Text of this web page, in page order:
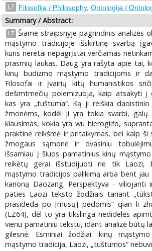
LT Filosofija / Philosophy; Ontologija /
Summary / Abstract:
LT Šiame straipsnyje pagrindinis analizės
mąstymo tradicijoje išskirtinę svarbą
kuris neretai nepagrįstai verčiamas
prasmių laukas. Daug yra rašyta apie tai,
kinų budizmo mąstymo tradicijoms ir
Filosofai ir įvairių kitų humanistikos
dešimtmečių polemizuoja, kaip atsakyti į
kas yra „tuštuma“. Ką ji reiškia
žmonėms, kodėl ji yra tokia svarbi, galų
klausimas, kokia yra wu hieroglifo,
praktinė reikšmė ir pritaikymas, bei kaip ši
žmogaus sąmone ir dvasiniu
išsamiau į šiuos pamatinius kinų
reikėtų gerai išstudijuoti ne tik Laozi,
mąstymo tradicijos palikimą arba bent
kanoną Daozang. Perspektyva -
paties Laozi teksto žodžiais tariant
prasideda po [mūsų] pėdomis“ qian li
(LZ64), dėl to yra tikslinga nedidelės
vienu pamatiniu tekstu, idant analizė būtų
gilesnė. Esminiai žodžiai: kinų
mąstymo tradicija, Laozi, „tuštumos“